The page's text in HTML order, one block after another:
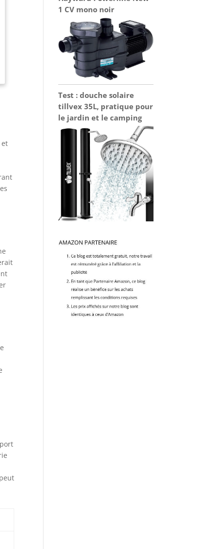
et
1 CV mono noir
Test : douche solaire
tillvex 35L, pratique pour
le jardin et le camping